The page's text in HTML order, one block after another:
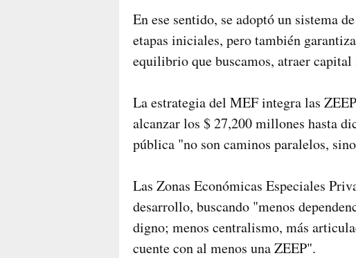
En ese sentido, se adoptó un sistema
etapas iniciales, pero también
equilibrio que buscamos, atraer
La estrategia del MEF integra las
alcanzar los $ 27,200 millones hasta
pública "no son caminos paralelos,
Las Zonas Económicas Especiales
desarrollo, buscando "menos
digno; menos centralismo, más
cuente con al menos una ZEEP".